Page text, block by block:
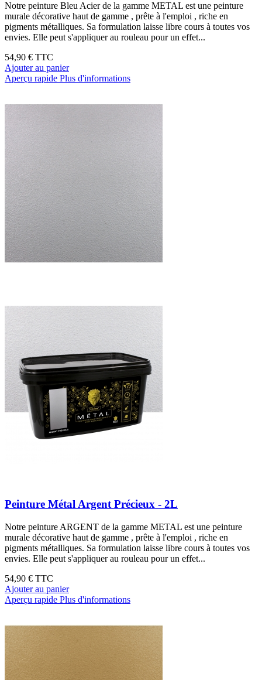
Notre peinture Bleu Acier de la gamme METAL est une peinture
murale décorative haut de gamme , prête à l'emploi , riche en
pigments métalliques. Sa formulation laisse libre cours à toutes vos
envies. Elle peut s'appliquer au rouleau pour un effet...
54,90 € TTC
Ajouter au panier
Aperçu rapide Plus d'informations
Peinture Métal Argent Précieux - 2L
Notre peinture ARGENT de la gamme METAL est une peinture
murale décorative haut de gamme , prête à l'emploi , riche en
pigments métalliques. Sa formulation laisse libre cours à toutes vos
envies. Elle peut s'appliquer au rouleau pour un effet...
54,90 € TTC
Ajouter au panier
Aperçu rapide Plus d'informations